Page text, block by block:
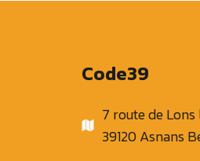
Code39
7 route de Lons
39120 Asnans